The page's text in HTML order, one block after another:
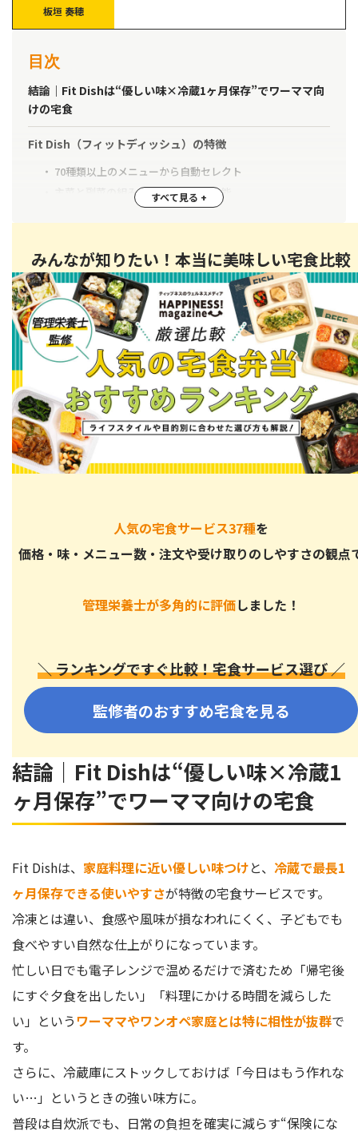
板垣 奏穂
目次
結論｜Fit Dishは“優しい味×冷蔵1ヶ月保存”でワーママ向
けの宅食
Fit Dish（フィットディッシュ）の特徴
70種類以上のメニューから自動セレクト
主菜と副菜の組み合わせ数を選択可能
冷蔵庫で1ヶ月保存可能｜冷凍とどう違う？
【レビュー】Fit Dish（フィットディッシュ）を実際に利用
してみた
注文方法
もしものときに安心ストック
準備や後片付けを考えるとコスパ高い
Fit Dish（フィットディッシュ）の口コミを調査＆検証して
みた
良い口コミ1.手軽でおいしい
良い口コミ2.賞味期限が長くて助かる
悪い口コミ1.好きなメニューを選べない
味の違い｜濃い味派？薄味派？家族構成別で比較
電子レンジですぐ温めるだけ
送料込みなので追加料金の心配がない
Fit Dish（フィットディッシュ）をおすすめできる人の特徴
Fit Dish（フィットディッシュ）に関するよくある質問
Fit Dish（フィットディッシュ）の料金はいくら？
Fit Dish（フィットディッシュ）は添加物が入っている？
Fit Dish（フィットディッシュ）は解約できない？
1ヶ月保存可能で自炊派にも嬉しい
みんなが知りたい！本当に美味しい宅食比較
人気の宅食サービス37種を
価格・味・メニュー数・注文や受け取りのしやすさの観点
管理栄養士が多角的に評価しました！
＼ ランキングですぐ比較！宅食サービス選び ／
監修者のおすすめ宅食を見る
結論｜Fit Dishは“優しい味×冷蔵1
ヶ月保存”でワーママ向けの宅食
Fit Dishは、 家庭料理に近い優しい味つけと、 冷蔵で最長1
ヶ月保存できる使いやすさが特徴の宅食サービスです。
冷凍とは違い、食感や風味が損なわれにくく、子どもでも
食べやすい自然な仕上がりになっています。
忙しい日でも電子レンジで温めるだけで済むため「帰宅後
にすぐ夕食を出したい」「料理にかける時間を減らした
い」というワーママやワンオペ家庭とは特に相性が抜群で
す。
さらに、冷蔵庫にストックしておけば「今日はもう作れな
い…」というときの強い味方に。
普段は自炊派でも、日常の負担を確実に減らす“保険にな